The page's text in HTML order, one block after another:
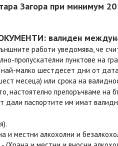
Загора при минимум
валиден
работи уведомява, че
пропускателни пунктове на
малко шестдесет дни от
месеца) или срока на
настоятелно препоръчваме
дали паспортите им имат
и местни алкохолни и